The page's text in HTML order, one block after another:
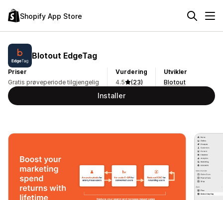
Shopify App Store
Blotout EdgeTag
Priser
Gratis prøveperiode tilgjengelig
Vurdering
4.5
(23)
Utvikler
Blotout
Installer